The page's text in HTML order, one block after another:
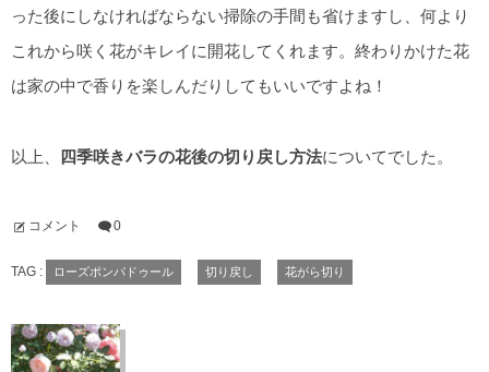
った後にしなければならない掃除の手間も省けますし、何より
これから咲く花がキレイに開花してくれます。終わりかけた花
は家の中で香りを楽しんだりしてもいいですよね！
以上、 四季咲きバラの花後の切り戻し方法についてでした。
コメント 0
TAG : ローズポンパドゥール 切り戻し 花がら切り